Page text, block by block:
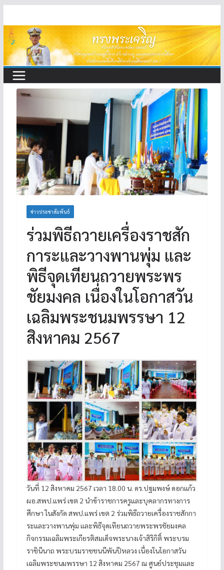
to
content
ข่าวประชาสัมพันธ์
ร่วมพิธีถวายเครื่องราชสัก
การะและวางพานพุ่ม และ
พิธีจุดเทียนถวายพระพร
ชัยมงคล เนื่องในโอกาสวัน
เฉลิมพระชนมพรรษา 12
สิงหาคม 2567
วันที่ 12 สิงหาคม 2567 เวลา 18.00 น. ดร.ปฐมพงษ์ ดอกแก้ว
ผอ.สพป.แพร่ เขต 2 นำข้าราชการครูและบุคลากรทางการ
ศึกษา ในสังกัด สพป.แพร่ เขต 2 ร่วมพิธีถวายเครื่องราชสักกา
ระและวางพานพุ่ม และพิธีจุดเทียนถวายพระพรชัยมงคล
กิจกรรมเฉลิมพระเกียรติสมเด็จพระนางเจ้าสิริกิติ์ พระบรม
ราชินีนาถ พระบรมราชชนนีพันปีหลวง เนื่องในโอกาสวัน
เฉลิมพระชนมพรรษา 12 สิงหาคม 2567 ณ ศูนย์ประชุมและ